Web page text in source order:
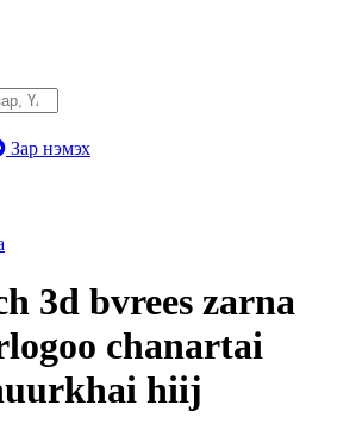
Зар нэмэх
3d bvrees zarna
chanartai
hiij